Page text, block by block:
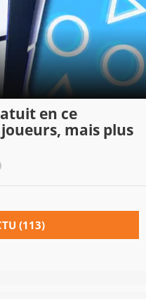
en ce
mais plus
(113)